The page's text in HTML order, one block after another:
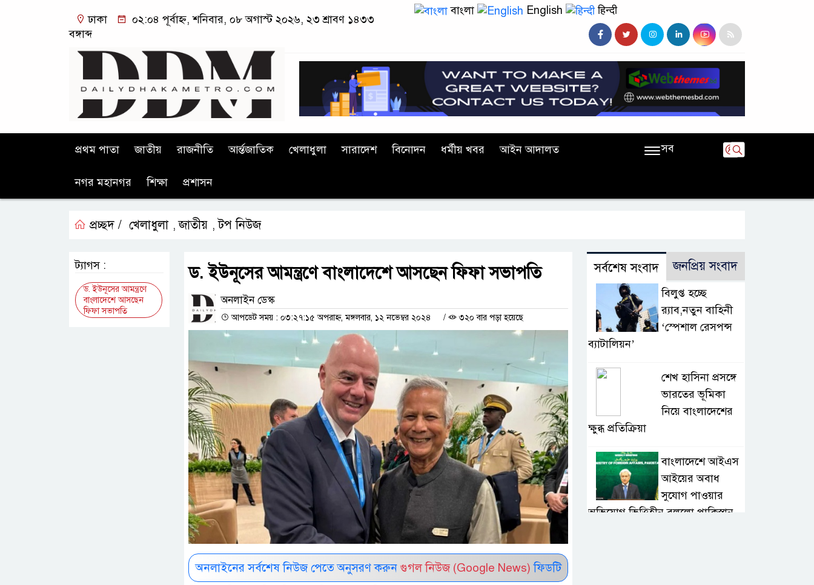
ঢাকা
০২:০৪ পূর্বাহ্ন, শনিবার, ০৮ অগাস্ট ২০২৬, ২৩ শ্রাবণ ১৪৩৩
বঙ্গাব্দ
বাংলা English हिन्दी
প্রথম পাতা জাতীয় রাজনীতি আর্ন্তজাতিক খেলাধুলা সারাদেশ বিনোদন ধর্মীয় খবর আইন আদালত
নগর মহানগর শিক্ষা প্রশাসন
সব
প্রচ্ছদ / খেলাধুলা ,জাতীয় ,টপ নিউজ
ড. ইউনূসের আমন্ত্রণে বাংলাদেশে আসছেন ফিফা সভাপতি
অনলাইন ডেস্ক
আপডেট সময় : ০৩:২৭:১৫ অপরাহ্ন, মঙ্গলবার, ১২ নভেম্বর ২০২৪ / ৩২০ বার পড়া হয়েছে
অনলাইনের সর্বশেষ নিউজ পেতে অনুসরণ করুন গুগল নিউজ (Google News) ফিডটি
ট্যাগস :
ড. ইউনূসের আমন্ত্রণে
বাংলাদেশে আসছেন
ফিফা সভাপতি
সর্বশেষ সংবাদ জনপ্রিয় সংবাদ
বিলুপ্ত হচ্ছে
র‍্যাব,নতুন বাহিনী
‘স্পেশাল রেসপন্স
ব্যাটালিয়ন’
শেখ হাসিনা প্রসঙ্গে
ভারতের ভূমিকা
নিয়ে বাংলাদেশের
ক্ষুব্ধ প্রতিক্রিয়া
বাংলাদেশে আইএস
আইয়ের অবাধ
সুযোগ পাওয়ার
অভিযোগ ভিত্তিহীন বললো পাকিস্তান